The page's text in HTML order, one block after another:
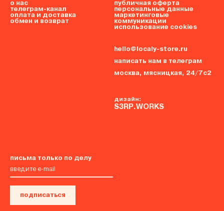
письма только по делу
подписаться
о нас
телеграм-канал
оплата и доставка
обмен и возврат
публичная оферта
персональные данные
маркетинговые
коммуникации
использование cookies
hello@localy-store.ru
написать нам в телеграм
москва, мясницкая, 24/7с2
дизайн:
S3RP.WORKS